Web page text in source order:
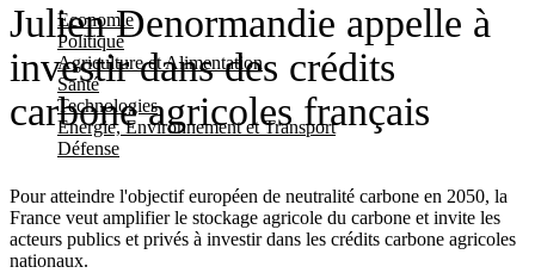
Economie
Politique
Agriculture et Alimentation
Santé
Technologies
Energie, Environnement et Transport
Défense
Julien Denormandie appelle à
investir dans des crédits
carbone agricoles français
Pour atteindre l'objectif européen de neutralité carbone en 2050, la
France veut amplifier le stockage agricole du carbone et invite les
acteurs publics et privés à investir dans les crédits carbone agricoles
nationaux.